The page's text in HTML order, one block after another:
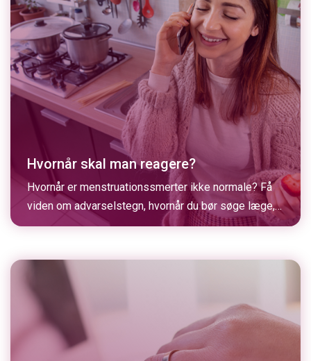
Hvornår skal man reagere?
Hvornår er menstruationssmerter ikke normale? Få
viden om advarselstegn, hvornår du bør søge læge,
og hvad du selv kan gøre for at lindre smerter.